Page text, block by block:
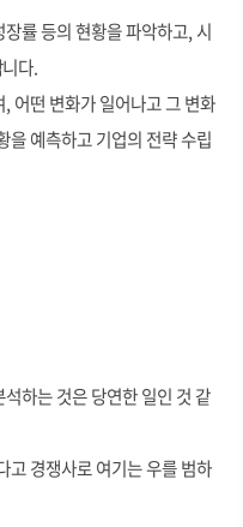
률 등의 현황을 파악하고, 시
다.
어떤 변화가 일어나고 그 변화
을 예측하고 기업의 전략 수립
하는 것은 당연한 일인 것 같
고 경쟁사로 여기는 우를 범하